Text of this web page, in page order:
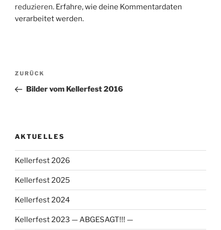
reduzieren. Erfahre, wie deine Kommentardaten
verarbeitet werden.
Beitragsnavigation
Vorheriger
Beitrag
ZURÜCK
Bilder vom Kellerfest 2016
AKTUELLES
Kellerfest 2026
Kellerfest 2025
Kellerfest 2024
Kellerfest 2023 — ABGESAGT!!! —